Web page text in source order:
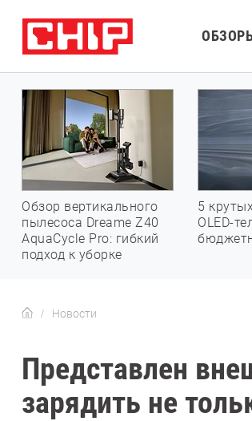
Обзор вертикального
пылесоса Dreame Z40
AquaCycle Pro: гибкий
подход к уборке
5
OLED-
Новости
Представлен
зарядить не